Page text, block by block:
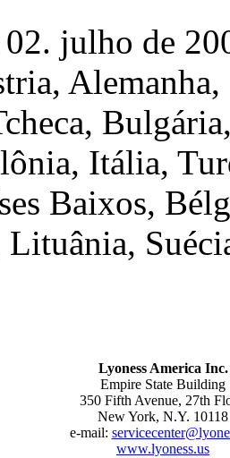
02. julho de
Itália,
Baixos,
Lyoness America Inc.
Empire State Building
350 Fifth Avenue, 27th
New York, N.Y. 10118
e-mail: servicecenter
www.lyoness.us